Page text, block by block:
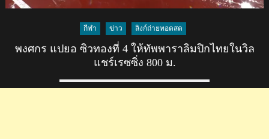
กีฬา ข่าว ลิงก์ถ่ายทอดสด
พงศกร แปยอ ซิวทองที่ 4 ให้ทัพพาราลิมปิกไทยในวิล
แชร์เรซซิ่ง 800 ม.